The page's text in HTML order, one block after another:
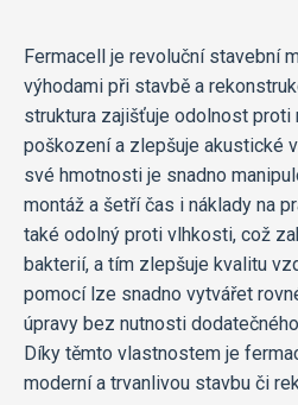
Fermacell je revoluční stavební
výhodami při stavbě a
struktura zajišťuje odolnost proti
poškození a zlepšuje akustické
své hmotnosti je snadno
montáž a šetří čas i náklady na
také odolný proti vlhkosti, což
bakterií, a tím zlepšuje kvalitu
pomocí lze snadno vytvářet
úpravy bez nutnosti
Díky těmto vlastnostem je
moderní a trvanlivou stavbu či